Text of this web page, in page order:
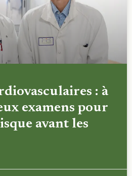
: à
examens pour
avant les